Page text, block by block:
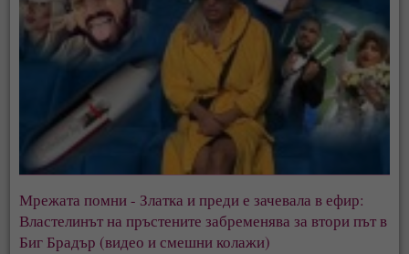
Мрежата помни - Златка и преди е зачевала в ефир:
Властелинът на пръстените забременява за втори път в
Биг Брадър (видео и смешни колажи)